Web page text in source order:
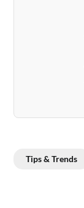
Tips & Trends